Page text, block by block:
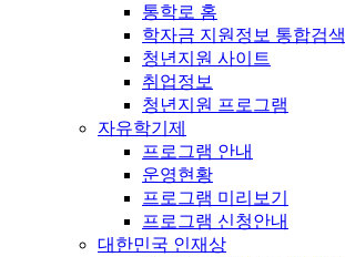
통학로 홈
학자금 지원정보 통합검색
청년지원 사이트
취업정보
청년지원 프로그램
자유학기제
프로그램 안내
운영현황
프로그램 미리보기
프로그램 신청안내
대한민국 인재상